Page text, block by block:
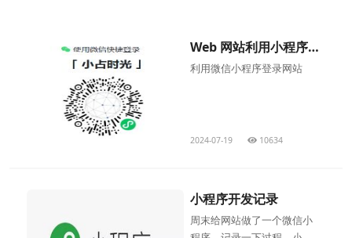
Web 网站利用小程序
扫码登录
利用微信小程序登录网站
2024-07-19 10634
小程序开发记录
周末给网站做了一个微信小